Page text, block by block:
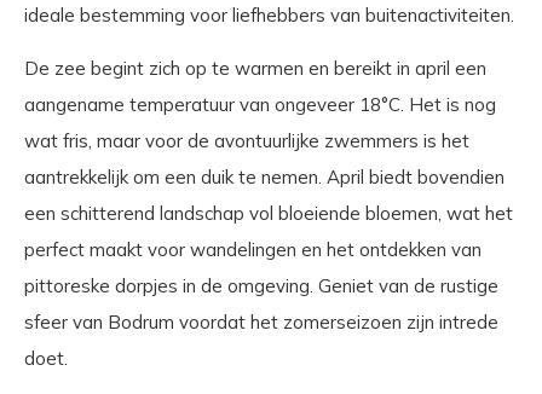
ideale bestemming voor liefhebbers van buitenactiviteiten.
De zee begint zich op te warmen en bereikt in april een
aangename temperatuur van ongeveer 18°C. Het is nog
wat fris, maar voor de avontuurlijke zwemmers is het
aantrekkelijk om een duik te nemen. April biedt bovendien
een schitterend landschap vol bloeiende bloemen, wat het
perfect maakt voor wandelingen en het ontdekken van
pittoreske dorpjes in de omgeving. Geniet van de rustige
sfeer van Bodrum voordat het zomerseizoen zijn intrede
doet.